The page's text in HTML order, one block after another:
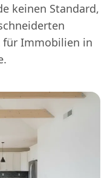
keinen Standard,
für Immobilien in